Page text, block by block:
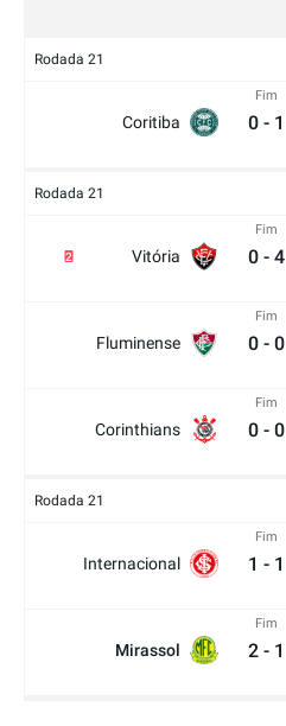
Rodada 21
Coritiba
Fim
0 - 1
Rodada 21
Vitória
2
Fim
0 - 4
Fluminense
Fim
0 - 0
Corinthians
Fim
0 - 0
Rodada 21
Internacional
Fim
1 - 1
Mirassol
Fim
2 - 1